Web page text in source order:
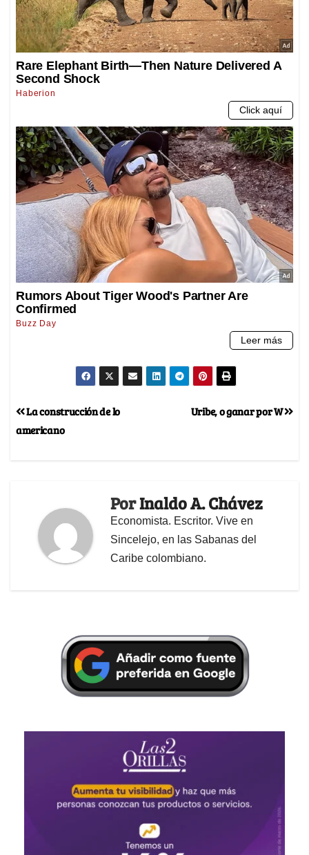
Uribe, o ganar por W
La construcción de lo
americano
PorInaldo A. Chávez
Economista. Escritor. Vive en
Sincelejo, en las Sabanas del
Caribe colombiano.